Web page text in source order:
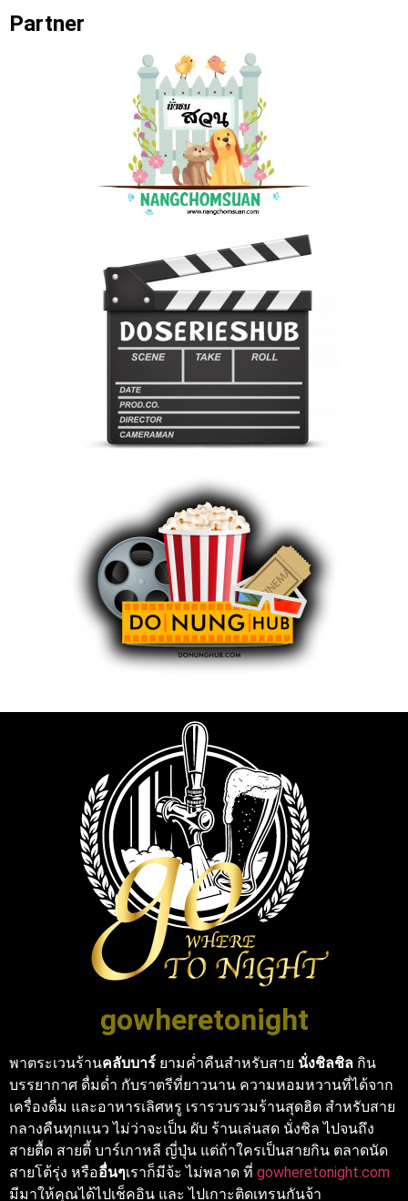
Partner
gowheretonight
พาตระเวนร้านคลับบาร์ ยามค่ำคืนสำหรับสาย นั่งชิลชิล กิน
บรรยากาศ ดื่มด่ำ กับราตรีที่ยาวนาน ความหอมหวานที่ได้จาก
เครื่องดื่ม และอาหารเลิศหรู เรารวบรวมร้านสุดฮิต สำหรับสาย
กลางคืนทุกแนว ไม่ว่าจะเป็น ผับ ร้านเล่นสด นั่งชิล ไปจนถึง
สายตื้ด สายตี้ บาร์เกาหลี ญี่ปุ่น แต่ถ้าใครเป็นสายกิน ตลาดนัด
สายโต้รุ่ง หรืออื่นๆเราก็มีจ้ะ ไม่พลาด ที่ gowheretonight.com
มีมาให้คุณได้ไปเช็คอิน และ ไปเกาะติดเทรนกันจ้า